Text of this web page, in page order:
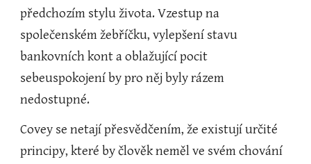
předchozím stylu života. Vzestup na
společenském žebříčku, vylepšení stavu
bankovních kont a oblažující pocit
sebeuspokojení by pro něj byly rázem
nedostupné.
Covey se netají přesvědčením, že existují určité
principy, které by člověk neměl ve svém chování